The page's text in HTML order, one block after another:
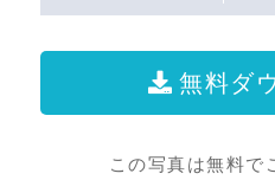
無料ダ
この写真は無料で